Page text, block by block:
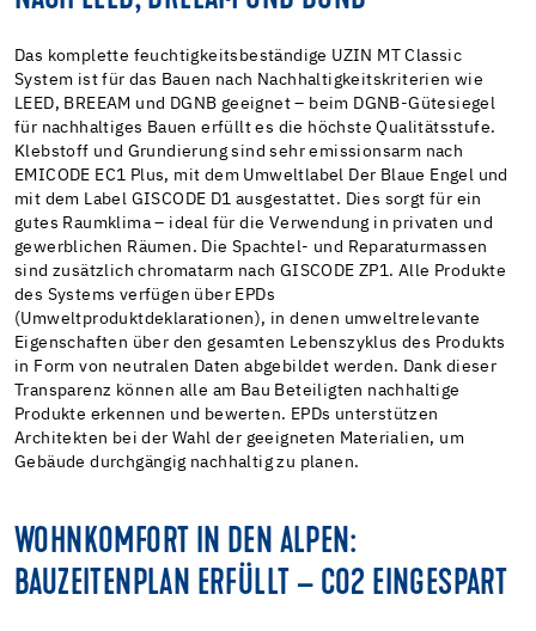
Das komplette feuchtigkeitsbeständige UZIN MT Classic
System ist für das Bauen nach Nachhaltigkeitskriterien wie
LEED, BREEAM und DGNB geeignet – beim DGNB-Gütesiegel
für nachhaltiges Bauen erfüllt es die höchste Qualitätsstufe.
Klebstoff und Grundierung sind sehr emissionsarm nach
EMICODE EC1 Plus, mit dem Umweltlabel Der Blaue Engel und
mit dem Label GISCODE D1 ausgestattet. Dies sorgt für ein
gutes Raumklima – ideal für die Verwendung in privaten und
gewerblichen Räumen. Die Spachtel- und Reparaturmassen
sind zusätzlich chromatarm nach GISCODE ZP1. Alle Produkte
des Systems verfügen über EPDs
(Umweltproduktdeklarationen), in denen umweltrelevante
Eigenschaften über den gesamten Lebenszyklus des Produkts
in Form von neutralen Daten abgebildet werden. Dank dieser
Transparenz können alle am Bau Beteiligten nachhaltige
Produkte erkennen und bewerten. EPDs unterstützen
Architekten bei der Wahl der geeigneten Materialien, um
Gebäude durchgängig nachhaltig zu planen.
WOHNKOMFORT IN DEN ALPEN:
BAUZEITENPLAN ERFÜLLT – CO2 EINGESPART